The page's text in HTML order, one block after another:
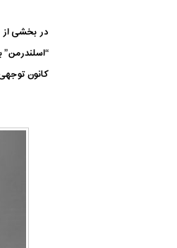
در بخشی از
کانون